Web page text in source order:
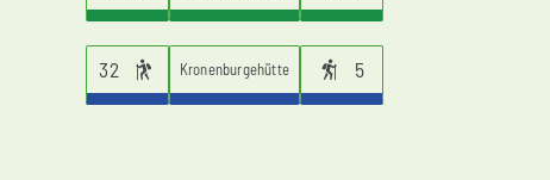
32 Kronenburgehütte 5